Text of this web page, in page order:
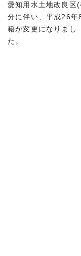
愛知用水土地改良区
分に伴い、平成26
籍が変更になりまし